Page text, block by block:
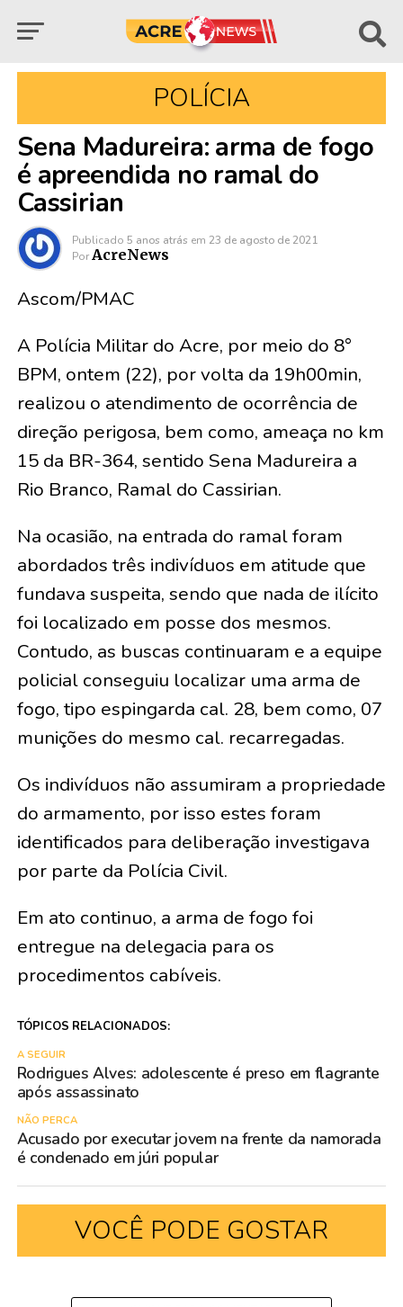
POLÍCIA
Sena Madureira: arma de fogo
é apreendida no ramal do
Cassirian
Publicado 5 anos atrás em 23 de agosto de 2021
Por AcreNews
Ascom/PMAC
A Polícia Militar do Acre, por meio do 8°
BPM, ontem (22), por volta da 19h00min,
realizou o atendimento de ocorrência de
direção perigosa, bem como, ameaça no km
15 da BR-364, sentido Sena Madureira a
Rio Branco, Ramal do Cassirian.
Na ocasião, na entrada do ramal foram
abordados três indivíduos em atitude que
fundava suspeita, sendo que nada de ilícito
foi localizado em posse dos mesmos.
Contudo, as buscas continuaram e a equipe
policial conseguiu localizar uma arma de
fogo, tipo espingarda cal. 28, bem como, 07
munições do mesmo cal. recarregadas.
Os indivíduos não assumiram a propriedade
do armamento, por isso estes foram
identificados para deliberação investigava
por parte da Polícia Civil.
Em ato continuo, a arma de fogo foi
entregue na delegacia para os
procedimentos cabíveis.
TÓPICOS RELACIONADOS:
A SEGUIR
Rodrigues Alves: adolescente é preso em flagrante
após assassinato
NÃO PERCA
Acusado por executar jovem na frente da namorada
é condenado em júri popular
VOCÊ PODE GOSTAR